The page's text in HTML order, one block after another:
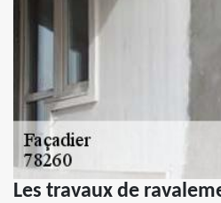
Les travaux de